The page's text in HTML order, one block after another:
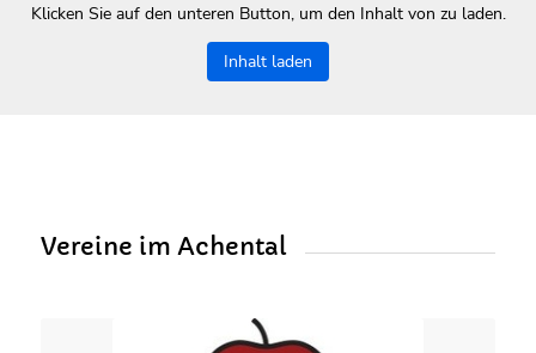
Klicken Sie auf den unteren Button, um den Inhalt von zu laden.
Inhalt laden
Vereine im Achental